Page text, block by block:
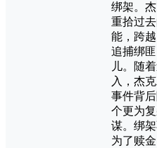
绑架。
重拾过
能，跨
追捕绑
儿。随
入，杰
事件背
个更为
谋。绑
为了赎